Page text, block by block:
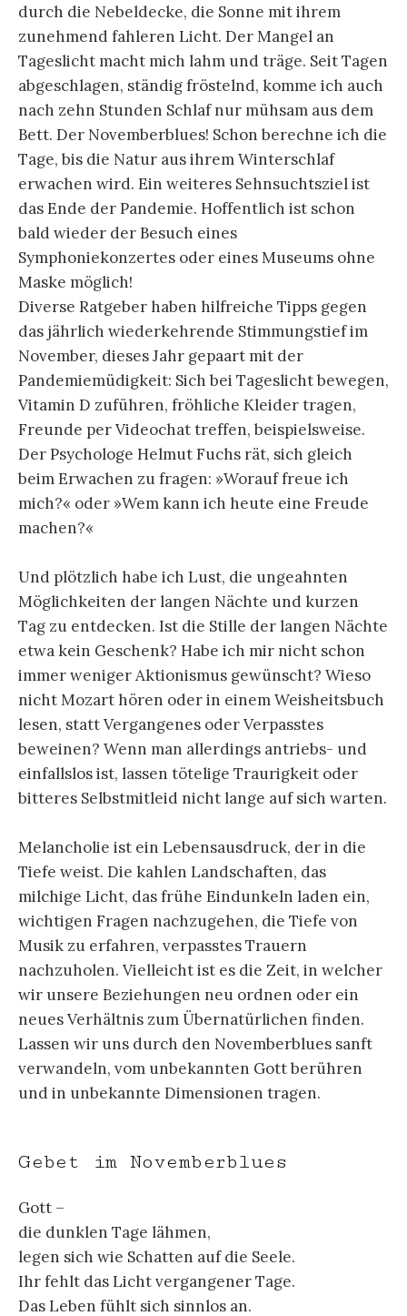
durch die Nebeldecke, die Sonne mit ihrem
zunehmend fahleren Licht. Der Mangel an
Tageslicht macht mich lahm und träge. Seit Tagen
abgeschlagen, ständig fröstelnd, komme ich auch
nach zehn Stunden Schlaf nur mühsam aus dem
Bett. Der Novemberblues! Schon berechne ich die
Tage, bis die Natur aus ihrem Winterschlaf
erwachen wird. Ein weiteres Sehnsuchtsziel ist
das Ende der Pandemie. Hoffentlich ist schon
bald wieder der Besuch eines
Symphoniekonzertes oder eines Museums ohne
Maske möglich!
Diverse Ratgeber haben hilfreiche Tipps gegen
das jährlich wiederkehrende Stimmungstief im
November, dieses Jahr gepaart mit der
Pandemiemüdigkeit: Sich bei Tageslicht bewegen,
Vitamin D zuführen, fröhliche Kleider tragen,
Freunde per Videochat treffen, beispielsweise.
Der Psychologe Helmut Fuchs rät, sich gleich
beim Erwachen zu fragen: »Worauf freue ich
mich?« oder »Wem kann ich heute eine Freude
machen?«
Und plötzlich habe ich Lust, die ungeahnten
Möglichkeiten der langen Nächte und kurzen
Tag zu entdecken. Ist die Stille der langen Nächte
etwa kein Geschenk? Habe ich mir nicht schon
immer weniger Aktionismus gewünscht? Wieso
nicht Mozart hören oder in einem Weisheitsbuch
lesen, statt Vergangenes oder Verpasstes
beweinen? Wenn man allerdings antriebs- und
einfallslos ist, lassen tötelige Traurigkeit oder
bitteres Selbstmitleid nicht lange auf sich warten.
Melancholie ist ein Lebensausdruck, der in die
Tiefe weist. Die kahlen Landschaften, das
milchige Licht, das frühe Eindunkeln laden ein,
wichtigen Fragen nachzugehen, die Tiefe von
Musik zu erfahren, verpasstes Trauern
nachzuholen. Vielleicht ist es die Zeit, in welcher
wir unsere Beziehungen neu ordnen oder ein
neues Verhältnis zum Übernatürlichen finden.
Lassen wir uns durch den Novemberblues sanft
verwandeln, vom unbekannten Gott berühren
und in unbekannte Dimensionen tragen.
Gebet im Novemberblues
Gott –
die dunklen Tage lähmen,
legen sich wie Schatten auf die Seele.
Ihr fehlt das Licht vergangener Tage.
Das Leben fühlt sich sinnlos an.